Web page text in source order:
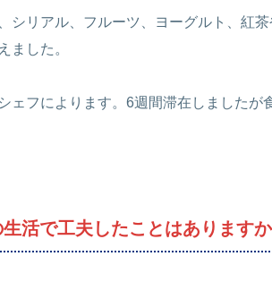
シリアル、フルーツ、ヨーグルト、紅
ました。
ェフによります。6週間滞在しましたが
活で工夫したことはあります